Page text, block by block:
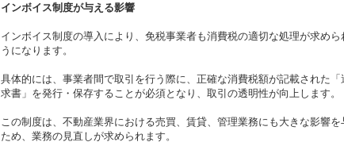
インボイス制度が与える影響
インボイス制度の導入により、免税事業者も消費税の適切な処理が求めら
うになります。
具体的には、事業者間で取引を行う際に、正確な消費税額が記載された「
求書」を発行・保存することが必須となり、取引の透明性が向上します。
この制度は、不動産業界における売買、賃貸、管理業務にも大きな影響を
ため、業務の見直しが求められます。